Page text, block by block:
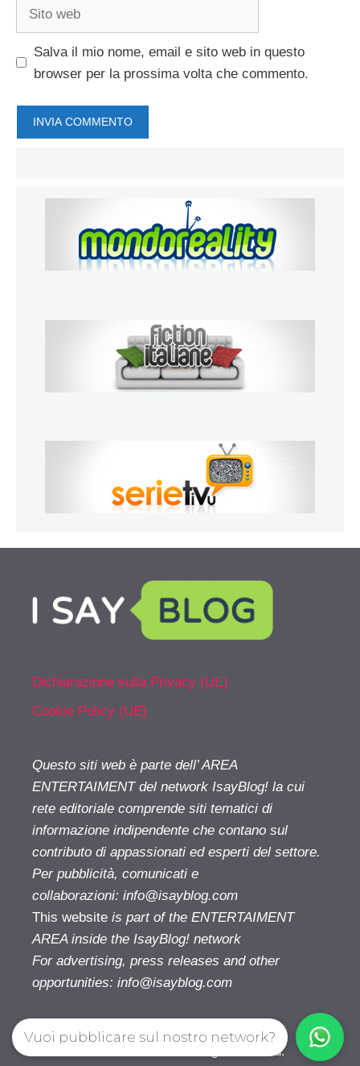
Salva il mio nome, email e sito web in questo
browser per la prossima volta che commento.
Dichiarazione sulla Privacy (UE)
Cookie Policy (UE)
Questo siti web è parte dell’ AREA
ENTERTAIMENT del network IsayBlog! la cui
rete editoriale comprende siti tematici di
informazione indipendente che contano sul
contributo di appassionati ed esperti del settore.
Per pubblicità, comunicati e
collaborazioni: info@isayblog.com
This website is part of the ENTERTAIMENT
AREA inside the IsayBlog! network
For advertising, press releases and other
opportunities: info@isayblog.com
Cinetivu.com© 2026. All right reserverd.
Vuoi pubblicare sul nostro network?